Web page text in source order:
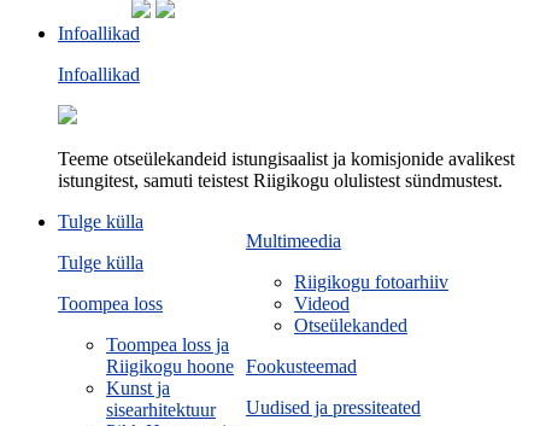
Infoallikad
Infoallikad
Teeme otseülekandeid istungisaalist ja komisjonide avalikest
istungitest, samuti teistest Riigikogu olulistest sündmustest.
Multimeedia
Riigikogu fotoarhiiv
Videod
Otseülekanded
Fookusteemad
Uudised ja pressiteated
Tulge külla
Tulge külla
Toompea loss
Toompea loss ja
Riigikogu hoone
Kunst ja
sisearhitektuur